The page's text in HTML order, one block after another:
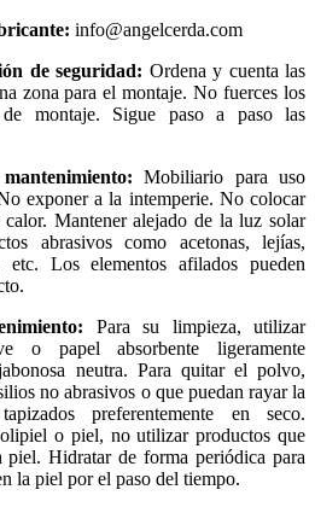
info@angelcerda.com
de seguridad: Ordena y cuenta las
zona para el montaje. No fuerces los
montaje. Sigue paso a paso las
Mobiliario para uso
exponer a la intemperie. No colocar
calor. Mantener alejado de la luz solar
abrasivos como acetonas, lejías,
etc. Los elementos afilados pueden
Para su limpieza, utilizar
o papel absorbente ligeramente
neutra. Para quitar el polvo,
no abrasivos o que puedan rayar la
preferentemente en seco.
o piel, no utilizar productos que
piel. Hidratar de forma periódica para
la piel por el paso del tiempo.